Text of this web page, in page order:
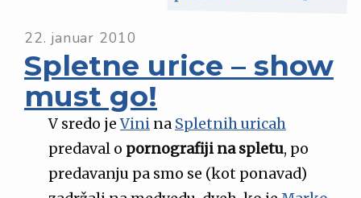
22. januar 2010
Spletne urice – show
must go!
V sredo jeVini na Spletnih uricah
predaval o pornografiji na spletu, po
predavanju pa smo se (kot ponavad)